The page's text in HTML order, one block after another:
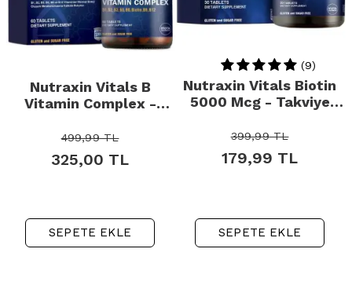
Nutraxin Vitals B
Vitamin Complex -
Kapsül
499,99TL
325,00 TL
SEPETE EKLE
(9)
Nutraxin Vitals Biotin
5000 Mcg - Takviye
399,99TL
179,99 TL
SEPETE EKLE